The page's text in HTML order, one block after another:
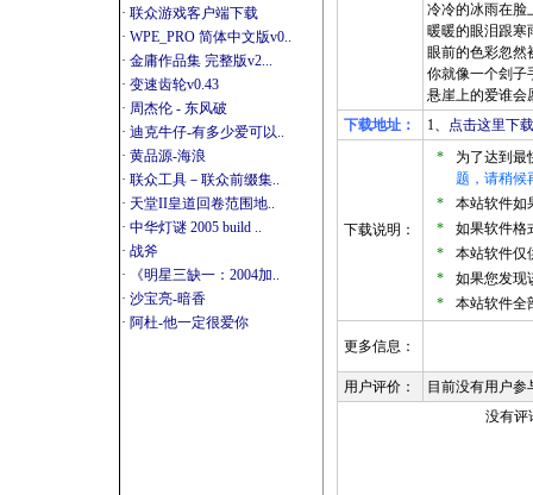
· 联众游戏客户端下载
· WPE_PRO 简体中文版v0..
· 金庸作品集 完整版v2...
· 变速齿轮v0.43
· 周杰伦 - 东风破
· 迪克牛仔-有多少爱可以..
· 黄品源-海浪
· 联众工具－联众前缀集..
· 天堂II皇道回卷范围地..
· 中华灯谜 2005 build ..
· 战斧
·
《明星三缺一：2004加..
· 沙宝亮-暗香
· 阿杜-他一定很爱你
冷冷的冰雨在脸
暖暖的眼泪跟寒
眼前的色彩忽然
你就像一个刽子
悬崖上的爱谁会
下载地址：
1、 点击这里下
下载说明：
*
为了达到最
题，请稍候
*
本站软件如
*
如果软件格
*
本站软件仅
*
如果您发现
*
本站软件全
更多信息：
用户评价：
目前没有用户参
没有评